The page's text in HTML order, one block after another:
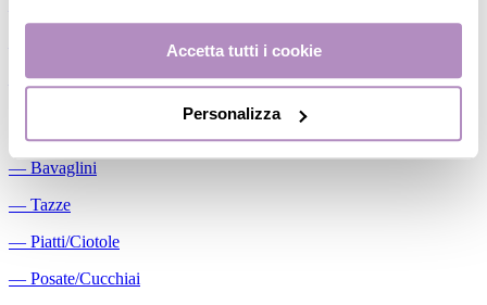
Accetta tutti i cookie
Personalizza
Conservalatte Materno
―Massaggiagengive
― Bavaglini
― Tazze
― Piatti/Ciotole
― Posate/Cucchiai